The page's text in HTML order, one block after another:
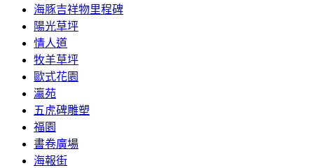
海豚吉祥物里程碑
陽光草坪
情人道
牧羊草坪
歐式花園
瀛苑
五虎碑雕塑
福園
書卷廣場
海報街